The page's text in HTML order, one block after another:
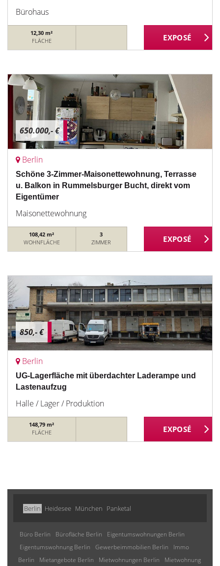
Bürohaus
12,30 m²
FLÄCHE
650.000,- €
Berlin
Schöne 3-Zimmer-Maisonettewohnung, Terrasse
u. Balkon in Rummelsburger Bucht, direkt vom
Eigentümer
Maisonettewohnung
108,42 m²
WOHNFLÄCHE
3
ZIMMER
850,- €
Berlin
UG-Lagerfläche mit überdachter Laderampe und
Lastenaufzug
Halle / Lager / Produktion
148,79 m²
FLÄCHE
Berlin Heidesee München Panketal
Büro Berlin Bürofläche Berlin
Eigentumswohnungen Berlin
Eigentumswohnung Berlin
Gewerbeimmobilien Berlin
Immo
Berlin
Mietangebote Berlin Mietwohnungen Berlin Mietwohnung